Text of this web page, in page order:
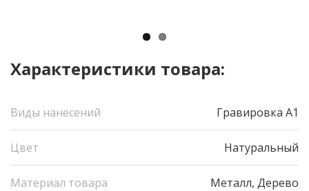
Характеристики товара:
Виды нанесений Гравировка А1
Цвет Натуральный
Материал товара Металл, Дерево